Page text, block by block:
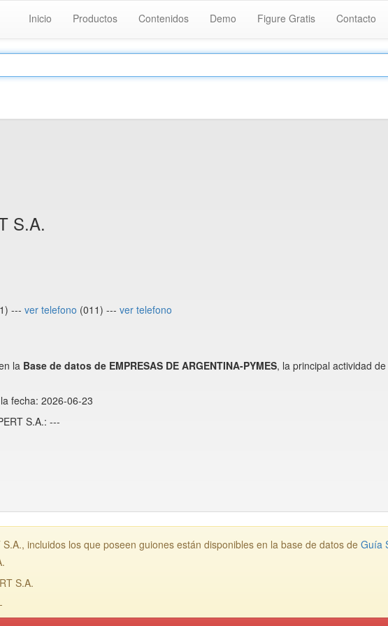
Inicio Productos Contenidos Demo Figure Gratis Contacto
S.A.
--- ver telefono (011) --- ver telefono
la Base de datos de EMPRESAS DE ARGENTINA-PYMES, la principal actividad
fecha: 2026-06-23
S.A.: ---
incluidos los que poseen guiones están disponibles en la base de datos de Guía
S.A.